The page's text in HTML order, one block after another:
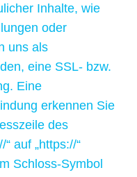
Inhalte, wie
oder
uns als
eine SSL- bzw.
Eine
erkennen Sie
des
auf „https://“
Schloss-Symbol